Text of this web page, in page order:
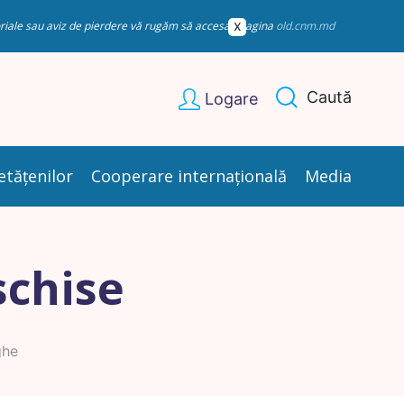
sau aviz de pierdere vă rugăm să accesați pagina old.cnm.md
Logare Caută
Cooperare internațională Media